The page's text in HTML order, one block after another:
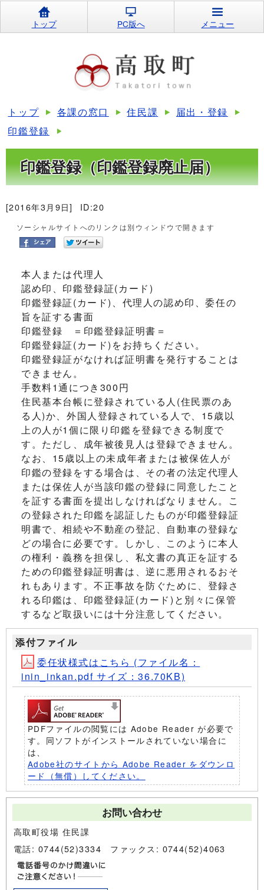
トップ PC版へ メニュー
トップ 各課の窓口 住民課
届出・登録
印鑑登録
印鑑登録（印鑑登録廃止届）
[2016年3月9日] ID:20
ソーシャルサイトへのリンクは別ウィンドウで開きます
本人または代理人
認め印、印鑑登録証(カード)
印鑑登録証(カード)、代理人の認め印、委任の
旨を証する書面
印鑑登録 ＝印鑑登録証明書＝
印鑑登録証(カード)をお持ちください。
印鑑登録証がなければ証明書を発行することは
できません。
手数料1通につき300円
住民基本台帳に登録されている人(住民票のあ
る人)か、外国人登録されている人で、15歳以
上の人が1個に限り印鑑を登録できる制度で
す。ただし、成年被後見人は登録できません。
なお、15歳以上の未成年者または被保佐人が
印鑑の登録をする場合は、その者の法定代理人
または保佐人が当該印鑑の登録に同意したこと
を証する書面を提出しなければなりません。こ
の登録された印鑑を認証したものが印鑑登録証
明書で、相続や不動産の登記、自動車の登録な
どの場合に必要です。しかし、このように本人
の権利・義務を担保し、私文書の真正を証する
ための印鑑登録証明書は、逆に悪用されるおそ
れもあります。不正事故を防ぐために、登録さ
れる印鑑は、印鑑登録証(カード)と別々に保管
するなど取扱いには十分注意してください。
添付ファイル
委任状様式はこちら (ファイル名：
inin_inkan.pdf サイズ：36.70KB)
PDFファイルの閲覧には Adobe Reader が必要で
す。同ソフトがインストールされていない場合に
は、
Adobe社のサイトから Adobe Reader をダウンロ
ード（無償）してください。
お問い合わせ
高取町役場 住民課
電話: 0744(52)3334 ファックス: 0744(52)4063